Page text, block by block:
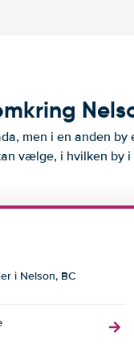
men i en anden
vælge, i hvilken by
i Nelson, BC